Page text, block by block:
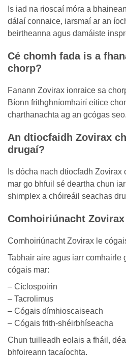
Is iad na rioscaí móra a
dálaí connaice, iarsmaí ar an
beirtheanna agus damáiste
Cé chomh fada is a
chorp?
Fanann Zovirax ionraice sa
Bíonn frithghníomhairí eitice
charthanachta ag an gcógas seo.
An dtiocfaidh Zovirax
drugaí?
Is dócha nach dtiocfadh
mar go bhfuil sé deartha chun
shimplex a chóireáil seachas
Comhoiriúnacht
Comhoiriúnacht Zovirax le
Tabhair aire agus iarr comhairle
cógais mar:
– Cíclospoirin
– Tacrolimus
– Cógais dímhioscaiseach
– Cógais frith-shéirbhíseacha
Chun tuilleadh eolais a fháil,
bhfoireann tacaíochta.